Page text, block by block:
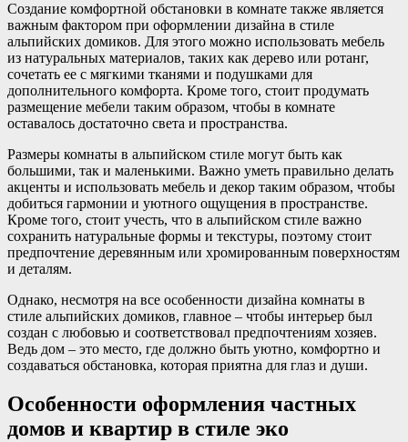
Создание комфортной обстановки в комнате также является
важным фактором при оформлении дизайна в стиле
альпийских домиков. Для этого можно использовать мебель
из натуральных материалов, таких как дерево или ротанг,
сочетать ее с мягкими тканями и подушками для
дополнительного комфорта. Кроме того, стоит продумать
размещение мебели таким образом, чтобы в комнате
оставалось достаточно света и пространства.
Размеры комнаты в альпийском стиле могут быть как
большими, так и маленькими. Важно уметь правильно делать
акценты и использовать мебель и декор таким образом, чтобы
добиться гармонии и уютного ощущения в пространстве.
Кроме того, стоит учесть, что в альпийском стиле важно
сохранить натуральные формы и текстуры, поэтому стоит
предпочтение деревянным или хромированным поверхностям
и деталям.
Однако, несмотря на все особенности дизайна комнаты в
стиле альпийских домиков, главное – чтобы интерьер был
создан с любовью и соответствовал предпочтениям хозяев.
Ведь дом – это место, где должно быть уютно, комфортно и
создаваться обстановка, которая приятна для глаз и души.
Особенности оформления частных
домов и квартир в стиле эко